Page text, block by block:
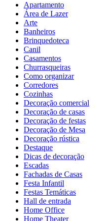
Apartamento
Área de Lazer
Arte
Banheiros
Brinquedoteca
Canil
Casamentos
Churrasqueiras
Como organizar
Corredores
Cozinhas
Decoração comercial
Decoração de casas
Decoração de festas
Decoração de Mesa
Decoração rústica
Destaque
Dicas de decoração
Escadas
Fachadas de Casas
Festa Infantil
Festas Temáticas
Hall de entrada
Home Office
Home Theater